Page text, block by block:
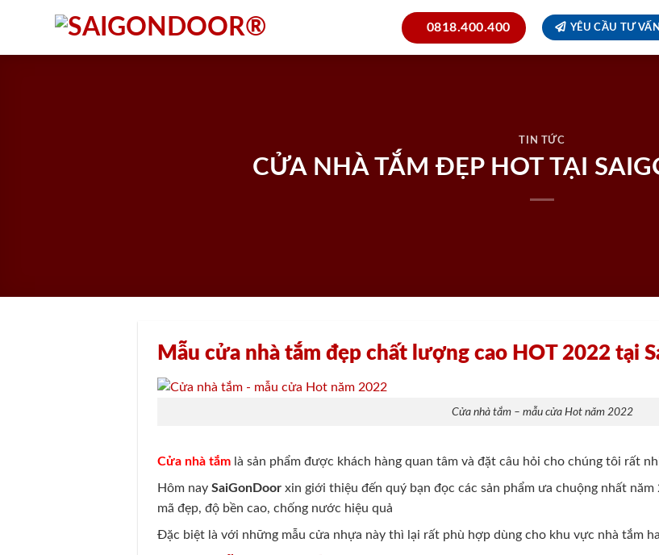
0818.400.400 YÊU CẦU TƯ VẤN
TIN TỨC
CỬA NHÀ TẮM ĐẸP HOT TẠI
Mẫu cửa nhà tắm đẹp chất lượng cao HOT 2022 tại
Cửa nhà tắm – mẫu cửa Hot năm 2022
Cửa nhà tắm là sản phẩm được khách hàng quan tâm và đặt câu hỏi cho chúng tôi rất
Hôm naySaiGonDoor xin giới thiệu đến quý bạn đọc các sản phẩm ưa chuộng nhất
mã đẹp, độ bền cao, chống nước hiệu quả
Đặc biệt là với những mẫu cửa nhựa này thì lại rất phù hợp dùng cho khu vực nhà tắm